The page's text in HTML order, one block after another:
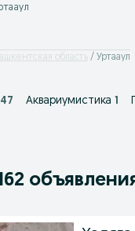
Ташкентская область Уртааул
47 Аквариумистика 1